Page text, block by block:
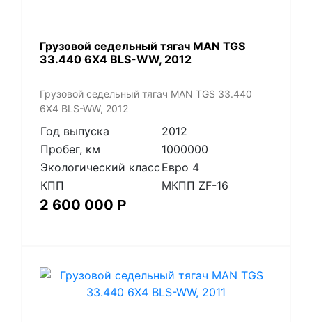
​Грузовой седельный тягач MAN TGS
33.440 6X4 BLS-WW, 2012
​Грузовой седельный тягач MAN TGS 33.440
6X4 BLS-WW, 2012
Год выпуска
2012
Пробег, км
1000000
Экологический класс Евро 4
КПП
МКПП ZF-16
2 600 000 Р